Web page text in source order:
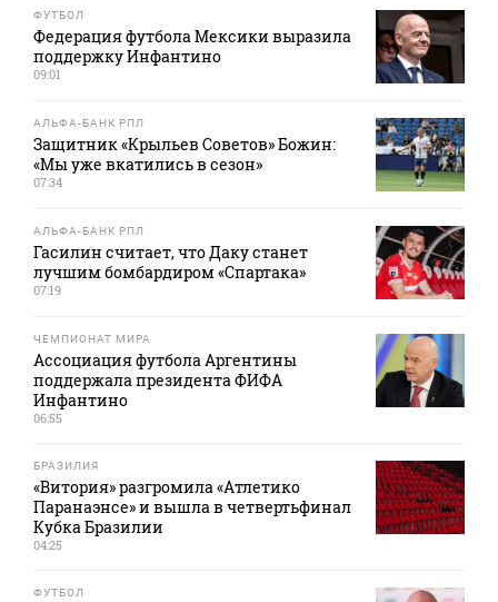
ФУТБОЛ
Федерация футбола Мексики выразила
поддержку Инфантино
09:01
АЛЬФА-БАНК РПЛ
Защитник «Крыльев Советов» Божин:
«Мы уже вкатились в сезон»
07:34
АЛЬФА-БАНК РПЛ
Гасилин считает, что Даку станет
лучшим бомбардиром «Спартака»
07:19
ЧЕМПИОНАТ МИРА
Ассоциация футбола Аргентины
поддержала президента ФИФА
Инфантино
06:55
БРАЗИЛИЯ
«Витория» разгромила «Атлетико
Паранаэнсе» и вышла в четвертьфинал
Кубка Бразилии
04:25
ФУТБОЛ